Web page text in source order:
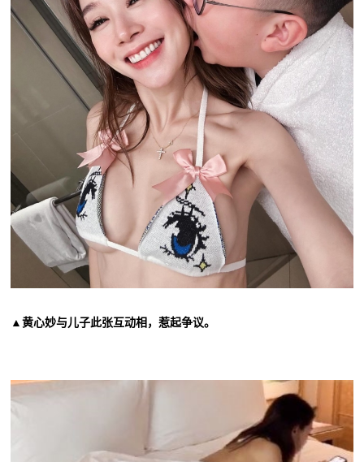
▲黄心妙与儿子此张互动相，惹起争议。